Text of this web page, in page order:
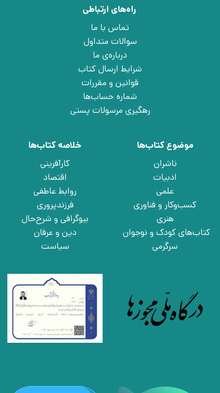
راه‌های ارتباطی
تماس با ما
سوالات متداول
درباره‌ی ما
شرایط ارسال کتاب
قوانین و مقررات
شماره حساب‌ها
رهگیری مرسولات پستی
موضوع کتاب‌ها
ناشران
ادبیات
علمی
کسب‌وکار و فناوری
هنری
کتاب‌های کودک و نوجوان
سرگرمی
خلاصه کتاب‌ها
کارآفرینی
اقتصاد
روابط عاطفی
فرزندپروری
بیوگرافی و شرح‌حال
دین و عرفان
سیاست